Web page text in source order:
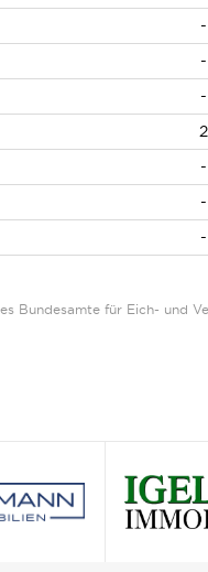
-
-
-
2
-
-
-
Bundesamte für Eich- und